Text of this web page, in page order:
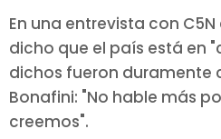
En una entrevista con
dicho que el país está en
dichos fueron duramente
Bonafini: "No hable más
creemos".